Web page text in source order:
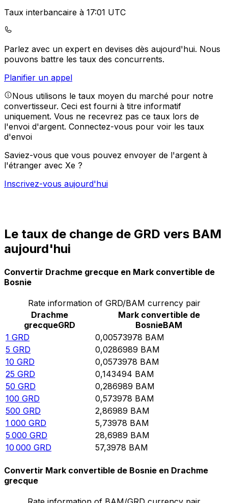
Taux interbancaire à 17:01 UTC
Parlez avec un expert en devises dès aujourd'hui. Nous
pouvons battre les taux des concurrents.
Planifier un appel
Nous utilisons le taux moyen du marché pour notre
convertisseur. Ceci est fourni à titre informatif
uniquement. Vous ne recevrez pas ce taux lors de
l'envoi d'argent. Connectez-vous pour voir les taux
d'envoi
Saviez-vous que vous pouvez envoyer de l'argent à
l'étranger avec Xe ?
Inscrivez-vous aujourd'hui
Le taux de change de GRD vers BAM
aujourd'hui
Convertir Drachme grecque en Mark convertible de
Bosnie
Rate information of GRD/BAM currency pair
Drachme
grecqueGRD
Mark convertible de
BosnieBAM
1 GRD 0,00573978 BAM
5 GRD 0,0286989 BAM
10 GRD 0,0573978 BAM
25 GRD 0,143494 BAM
50 GRD 0,286989 BAM
100 GRD 0,573978 BAM
500 GRD 2,86989 BAM
1 000 GRD 5,73978 BAM
5 000 GRD 28,6989 BAM
10 000 GRD 57,3978 BAM
Convertir Mark convertible de Bosnie en Drachme
grecque